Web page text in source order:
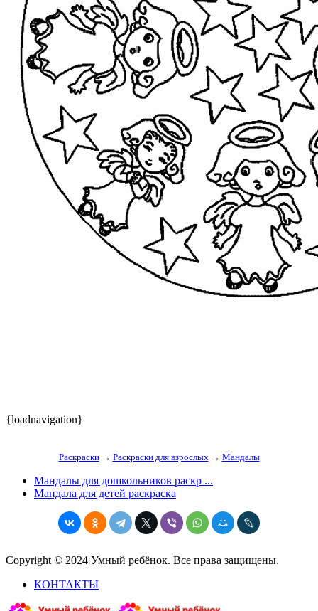
{loadnavigation}
Раскраски→ Раскраски для взрослых → Мандалы
Мандалы для дошкольников раскр ...
Мандала для детей раскраска
Copyright © 2024 Умный ребёнок. Все права защищены.
КОНТАКТЫ